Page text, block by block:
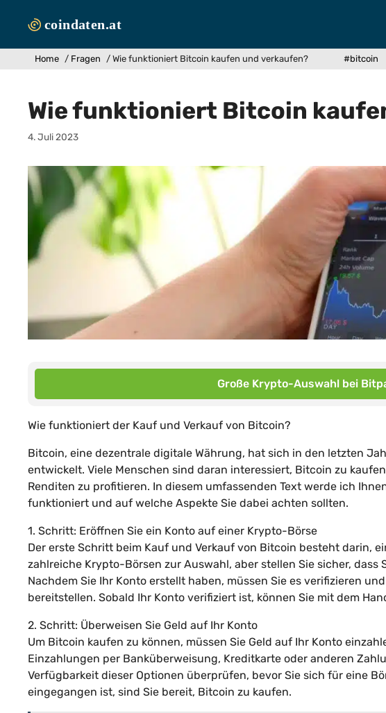
Inhalt
Home / Fragen / Wie funktioniert Bitcoin kaufen und verkaufen? #bitcoin
Wie funktioniert Bitcoin
4. Juli 2023
Große Krypto-Auswahl bei
Wie funktioniert der Kauf und Verkauf von Bitcoin?
Bitcoin, eine dezentrale digitale Währung, hat sich in den letzten
entwickelt. Viele Menschen sind daran interessiert, Bitcoin zu
Renditen zu profitieren. In diesem umfassenden Text werde ich
funktioniert und auf welche Aspekte Sie dabei achten sollten.
1. Schritt: Eröffnen Sie ein Konto auf einer Krypto-Börse
Der erste Schritt beim Kauf und Verkauf von Bitcoin besteht darin,
zahlreiche Krypto-Börsen zur Auswahl, aber stellen Sie sicher, dass
Nachdem Sie Ihr Konto erstellt haben, müssen Sie es verifizieren
bereitstellen. Sobald Ihr Konto verifiziert ist, können Sie mit dem
2. Schritt: Überweisen Sie Geld auf Ihr Konto
Um Bitcoin kaufen zu können, müssen Sie Geld auf Ihr Konto
Einzahlungen per Banküberweisung, Kreditkarte oder anderen
Verfügbarkeit dieser Optionen überprüfen, bevor Sie sich für eine
eingegangen ist, sind Sie bereit, Bitcoin zu kaufen.